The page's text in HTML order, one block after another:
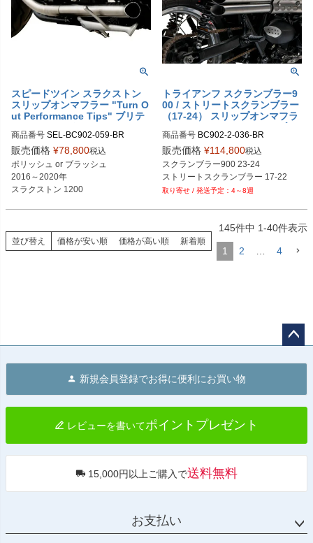
スピードツイン スラクストン
スリップオンマフラー "Turn O
ut Performance Tips" ブリテ
商品番号 SEL-BC902-059-BR
ポリッシュ：BC902-059-P
ブラッシュ：BC902-059-BR
販売価格 ¥78,800税込
ポリッシュ or ブラッシュ
2016～2020年
スラクストン 1200
トライアンフ スクランブラー9
00 / ストリートスクランブラー
（17-24） スリップオンマフラ
ティッシュカスタム
商品番号 BC902-2-036-BR
旧型番：BC902-036-BR
販売価格 ¥114,800税込
スクランブラー900 23-24
ストリートスクランブラー 17-22
4～8週
並び替え 価格が安い順 価格が高い順 新着順
145件中 1-40件表示
1 2 … 4
へ
新規会員登録でお得に便利にお買い物
レビューを書いてポイントプレゼント
15,000円以上ご購入で送料無料
お支払い